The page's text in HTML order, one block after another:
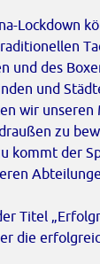
Lockdown
und des
und
wir
zu
kommt der
Titel
die